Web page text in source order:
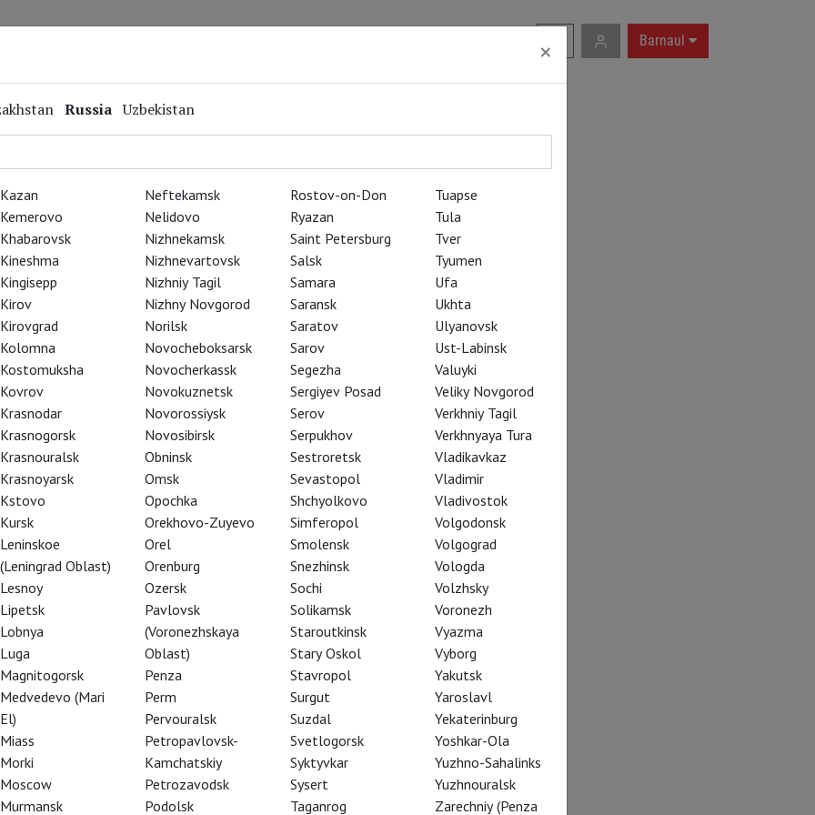
Barnaul
оперы
показов
оперного репертуара,
был частым гостем,
Морель, первый Фальстаф
постановку.
Лепорелло исполнял
Карл Бём, дебютировал
годы главную
Фурланетто
играли как Дон
и именитых
Брин Терфель…
срежиссировал Майкл
Кинлисайд,
События оперы
этот уже во времена
улиц, горячих
взаперти за решётчатыми
в безымянном
×
Russia Uzbekistan
Kazan
Kemerovo
Khabarovsk
Kineshma
Kingisepp
Kirov
Kirovgrad
Kolomna
Kostomuksha
Kovrov
Krasnodar
Krasnogorsk
Krasnouralsk
Krasnoyarsk
Kstovo
Kursk
Leninskoe
(Leningrad Oblast)
Lesnoy
Lipetsk
Lobnya
Luga
Magnitogorsk
Medvedevo (Mari
El)
Miass
Morki
Moscow
Murmansk
Neftekamsk
Nelidovo
Nizhnekamsk
Nizhnevartovsk
Nizhniy Tagil
Nizhny Novgorod
Norilsk
Novocheboksarsk
Novocherkassk
Novokuznetsk
Novorossiysk
Novosibirsk
Obninsk
Omsk
Opochka
Orekhovo-Zuyevo
Orel
Orenburg
Ozersk
Pavlovsk
(Voronezhskaya
Oblast)
Penza
Perm
Pervouralsk
Petropavlovsk-
Kamchatskiy
Petrozavodsk
Podolsk
Rostov-on-Don
Ryazan
Saint Petersburg
Salsk
Samara
Saransk
Saratov
Sarov
Segezha
Sergiyev Posad
Serov
Serpukhov
Sestroretsk
Sevastopol
Shchyolkovo
Simferopol
Smolensk
Snezhinsk
Sochi
Solikamsk
Staroutkinsk
Stary Oskol
Stavropol
Surgut
Suzdal
Svetlogorsk
Syktyvkar
Sysert
Taganrog
Tuapse
Tula
Tver
Tyumen
Ufa
Ukhta
Ulyanovsk
Ust-Labinsk
Valuyki
Veliky Novgorod
Verkhniy Tagil
Verkhnyaya Tura
Vladikavkaz
Vladimir
Vladivostok
Volgodonsk
Volgograd
Vologda
Volzhsky
Voronezh
Vyazma
Vyborg
Yakutsk
Yaroslavl
Yekaterinburg
Yoshkar-Ola
Yuzhno-Sahalinks
Yuzhnouralsk
Zarechniy (Penza